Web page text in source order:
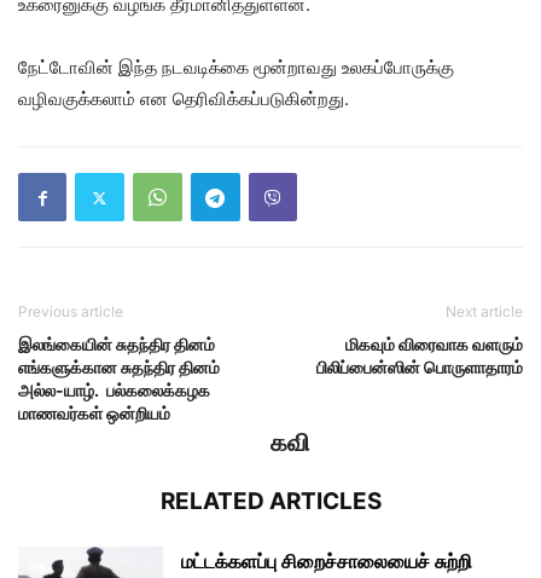
உக்ரைனுக்கு வழங்க தீர்மானித்துள்ளன.
நேட்டோவின் இந்த நடவடிக்கை மூன்றாவது உலகப்போருக்கு
வழிவகுக்கலாம் என தெரிவிக்கப்படுகின்றது.
Previous article
இலங்கையின் சுதந்திர தினம்
எங்களுக்கான சுதந்திர தினம்
அல்ல-யாழ். பல்கலைக்கழக
மாணவர்கள் ஒன்றியம்
Next article
மிகவும் விரைவாக வளரும்
பிலிப்பைன்ஸின் பொருளாதாரம்
கவி
RELATED ARTICLES
மட்டக்களப்பு சிறைச்சாலையைச் சுற்றி